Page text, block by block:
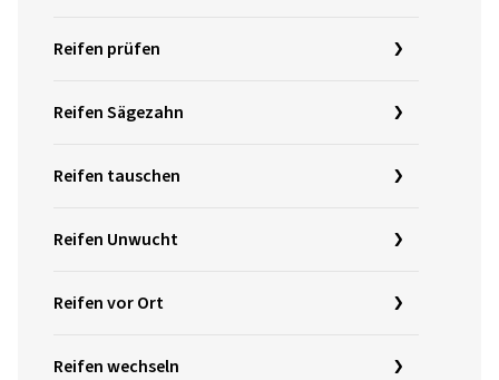
Reifen prüfen
Reifen Sägezahn
Reifen tauschen
Reifen Unwucht
Reifen vor Ort
Reifen wechseln